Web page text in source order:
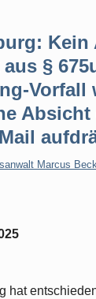
Kein
§
Vorfall
Absicht
Marcus
hat